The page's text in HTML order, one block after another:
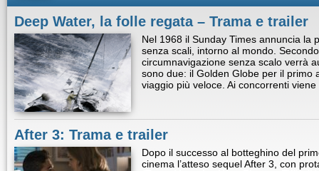
Deep Water, la folle regata – Trama e trailer
Nel 1968 il Sunday Times annuncia la
senza scali, intorno al mondo.
circumnavigazione senza scalo verrà
sono due: il Golden Globe per il primo
viaggio più veloce. Ai concorrenti
After 3: Trama e trailer
Dopo il successo al botteghino del
cinema l’atteso sequel After 3, con